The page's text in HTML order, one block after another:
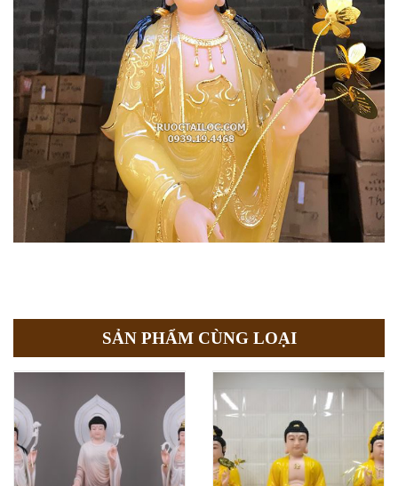
SẢN PHẨM CÙNG LOẠI